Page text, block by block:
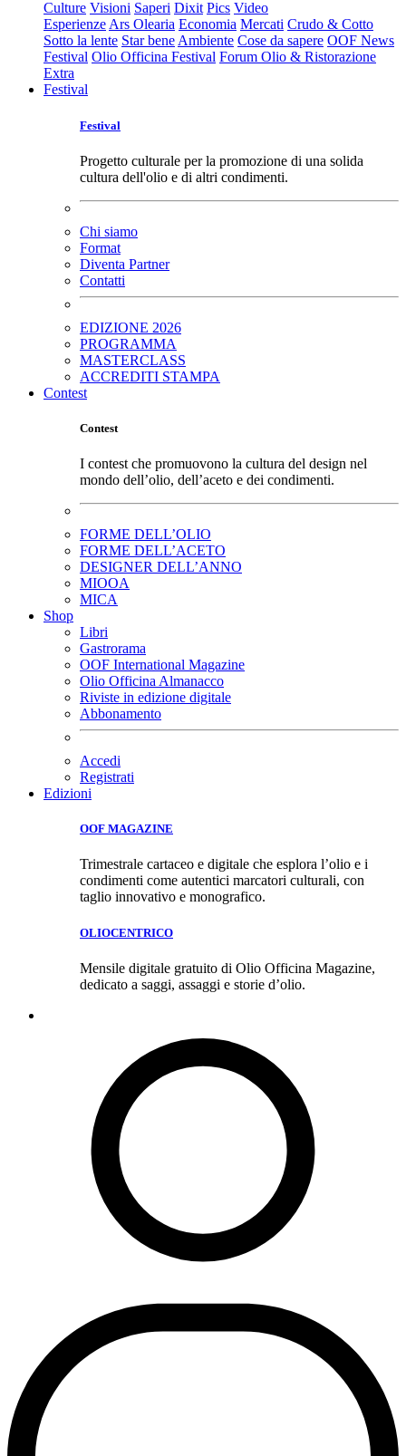
Culture Visioni Saperi Dixit Pics Video
Esperienze Ars Olearia Economia Mercati Crudo & Cotto
Sotto la lente Star bene Ambiente Cose da sapere OOF News
Festival Olio Officina Festival Forum Olio & Ristorazione
Extra
Festival
Festival
Progetto culturale per la promozione di una solida
cultura dell'olio e di altri condimenti.
Chi siamo
Format
Diventa Partner
Contatti
EDIZIONE 2026
PROGRAMMA
MASTERCLASS
ACCREDITI STAMPA
Contest
Contest
I contest che promuovono la cultura del design nel
mondo dell’olio, dell’aceto e dei condimenti.
FORME DELL’OLIO
FORME DELL’ACETO
DESIGNER DELL’ANNO
MIOOA
MICA
Shop
Libri
Gastrorama
OOF International Magazine
Olio Officina Almanacco
Riviste in edizione digitale
Abbonamento
Accedi
Registrati
Edizioni
OOF MAGAZINE
Trimestrale cartaceo e digitale che esplora l’olio e i
condimenti come autentici marcatori culturali, con
taglio innovativo e monografico.
OLIOCENTRICO
Mensile digitale gratuito di Olio Officina Magazine,
dedicato a saggi, assaggi e storie d’olio.